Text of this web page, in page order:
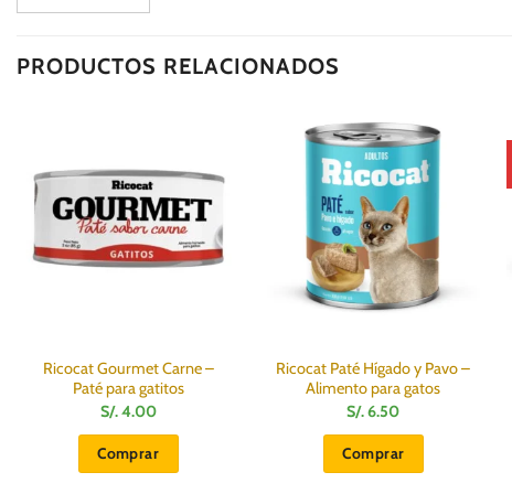
PRODUCTOS RELACIONADOS
Ricocat Gourmet Carne –
Paté para gatitos
S/.4.00
Comprar
Ricocat Paté Hígado y Pavo –
Alimento para gatos
S/.6.50
Comprar